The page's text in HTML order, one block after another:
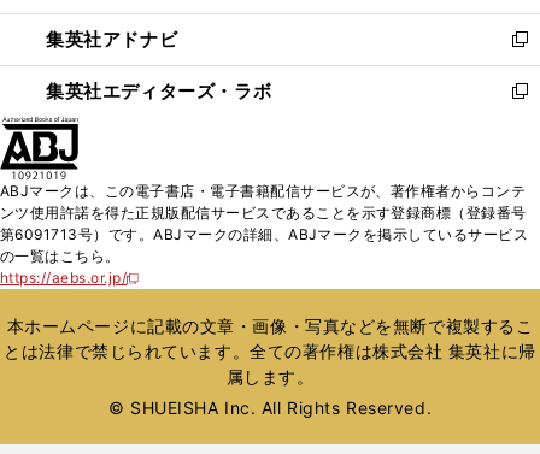
開
く
ウ
で
開
く
ン
ド
ウ
で
ウ
ィ
ン
ド
く
集英社アドナビ
新
し
い
ド
ウ
で
集英社エディターズ・ラボ
新
ィ
ン
ド
開
く
ABJマークは、この電子書店・電子書籍配信サービスが、著作権者からコンテ
ンツ使用許諾を得た正規版配信サービスであることを示す登録商標（登録番号
第6091713号）です。ABJマークの詳細、ABJマークを掲示しているサービス
の一覧はこちら。
https://aebs.or.jp/
新
い
ウ
ィ
ウ
本ホームページに記載の文章・画像・写真などを無断で複製するこ
とは法律で禁じられています。全ての著作権は株式会社 集英社に帰
属します。
© SHUEISHA Inc. All Rights Reserved.